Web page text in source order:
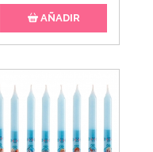
AÑADIR